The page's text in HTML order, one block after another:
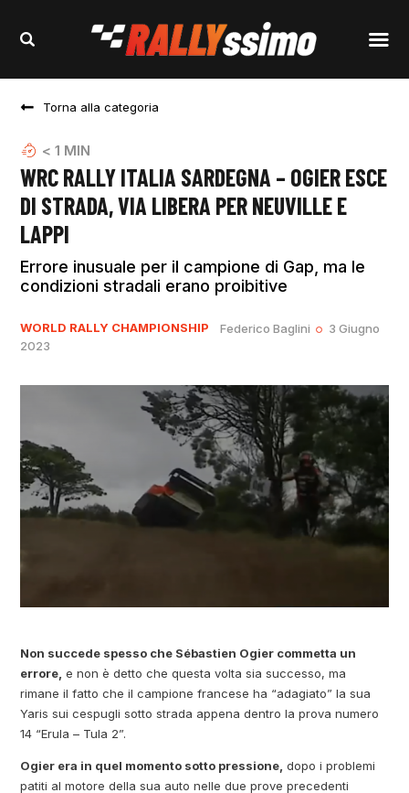
Torna alla categoria
< 1 MIN
WRC RALLY ITALIA SARDEGNA – OGIER ESCE
DI STRADA, VIA LIBERA PER NEUVILLE E
LAPPI
Errore inusuale per il campione di Gap, ma le
condizioni stradali erano proibitive
WORLD RALLY CHAMPIONSHIP Federico Baglini
3 Giugno
2023
Non succede spesso che Sébastien Ogier commetta un
errore, e non è detto che questa volta sia successo, ma
rimane il fatto che il campione francese ha “adagiato” la sua
Yaris sui cespugli sotto strada appena dentro la prova numero
14 “Erula – Tula 2”.
Ogier era in quel momento sotto pressione, dopo i problemi
patiti al motore della sua auto nelle due prove precedenti